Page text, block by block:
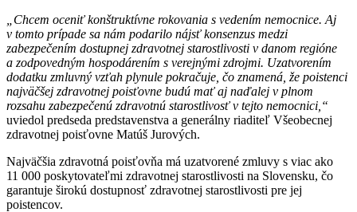
„Chcem oceniť konštruktívne rokovania s vedením nemocnice. Aj
v tomto prípade sa nám podarilo nájsť konsenzus medzi
zabezpečením dostupnej zdravotnej starostlivosti v danom regióne
a zodpovedným hospodárením s verejnými zdrojmi. Uzatvorením
dodatku zmluvný vzťah plynule pokračuje, čo znamená, že poistenci
najväčšej zdravotnej poisťovne budú mať aj naďalej v plnom
rozsahu zabezpečenú zdravotnú starostlivosť v tejto nemocnici,“
uviedol predseda predstavenstva a generálny riaditeľ Všeobecnej
zdravotnej poisťovne Matúš Jurových.
Najväčšia zdravotná poisťovňa má uzatvorené zmluvy s viac ako
11 000 poskytovateľmi zdravotnej starostlivosti na Slovensku, čo
garantuje širokú dostupnosť zdravotnej starostlivosti pre jej
poistencov.